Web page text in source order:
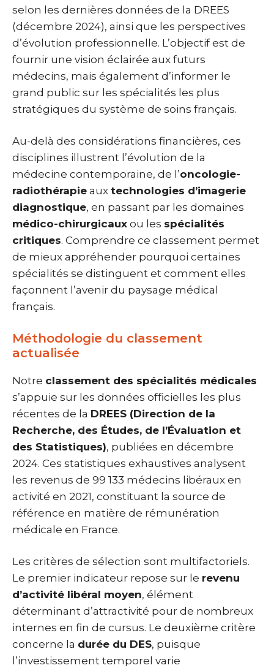
selon les dernières données de la DREES
(décembre 2024), ainsi que les perspectives
d’évolution professionnelle. L’objectif est de
fournir une vision éclairée aux futurs
médecins, mais également d’informer le
grand public sur les spécialités les plus
stratégiques du système de soins français.
Au-delà des considérations financières, ces
disciplines illustrent l’évolution de la
médecine contemporaine, de l’oncologie-
radiothérapie aux technologies d’imagerie
diagnostique, en passant par les domaines
médico-chirurgicaux ou les spécialités
critiques. Comprendre ce classement permet
de mieux appréhender pourquoi certaines
spécialités se distinguent et comment elles
façonnent l’avenir du paysage médical
français.
Méthodologie du classement
actualisée
Notre classement des spécialités médicales
s’appuie sur les données officielles les plus
récentes de la DREES (Direction de la
Recherche, des Études, de l’Évaluation et
des Statistiques), publiées en décembre
2024. Ces statistiques exhaustives analysent
les revenus de 99 133 médecins libéraux en
activité en 2021, constituant la source de
référence en matière de rémunération
médicale en France.
Les critères de sélection sont multifactoriels.
Le premier indicateur repose sur le revenu
d’activité libéral moyen, élément
déterminant d’attractivité pour de nombreux
internes en fin de cursus. Le deuxième critère
concerne la durée du DES, puisque
l’investissement temporel varie